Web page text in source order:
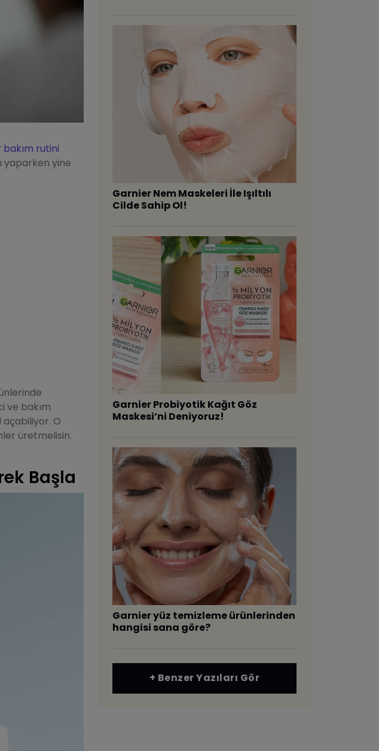
bakım rutini
yaparken yine
ve bakım
O
üretmelisin.
Başla
Garnier Nem Maskeleri İle Işıltılı
Cilde Sahip Ol!
Garnier Probiyotik Kağıt Göz
Maskesi’ni Deniyoruz!
Garnier yüz temizleme ürünlerinden
hangisi sana göre?
+ Benzer Yazıları Gör